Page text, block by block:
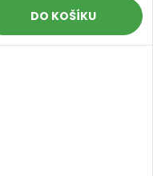
DO KOŠÍKU